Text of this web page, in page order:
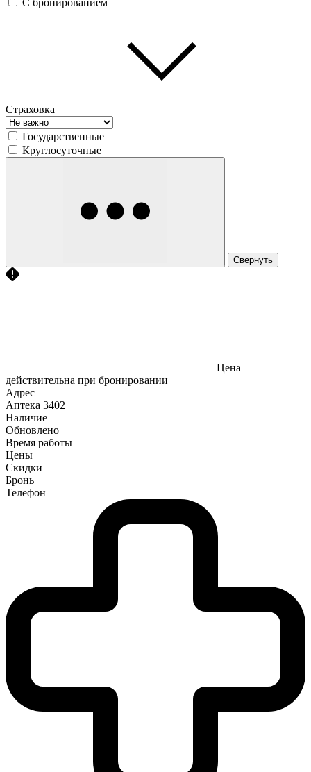
Страховка
Государственные
Круглосуточные
Свернуть
Цена
действительна при бронировании
Адрес
Аптека 3402
Наличие
Обновлено
Время работы
Цены
Скидки
Бронь
Телефон